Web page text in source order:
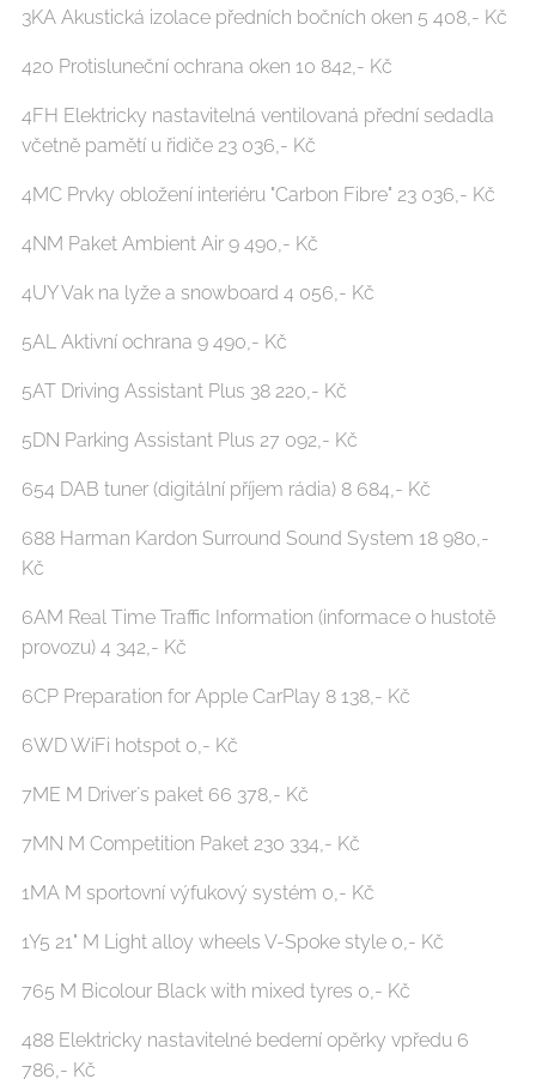
3KA Akustická izolace předních bočních oken 5 408,- Kč
420 Protisluneční ochrana oken 10 842,- Kč
4FH Elektricky nastavitelná ventilovaná přední sedadla
včetně pamětí u řidiče 23 036,- Kč
4MC Prvky obložení interiéru "Carbon Fibre" 23 036,- Kč
4NM Paket Ambient Air 9 490,- Kč
4UY Vak na lyže a snowboard 4 056,- Kč
5AL Aktivní ochrana 9 490,- Kč
5AT Driving Assistant Plus 38 220,- Kč
5DN Parking Assistant Plus 27 092,- Kč
654 DAB tuner (digitální příjem rádia) 8 684,- Kč
688 Harman Kardon Surround Sound System 18 980,-
Kč
6AM Real Time Traffic Information (informace o hustotě
provozu) 4 342,- Kč
6CP Preparation for Apple CarPlay 8 138,- Kč
6WD WiFi hotspot 0,- Kč
7ME M Driver´s paket 66 378,- Kč
7MN M Competition Paket 230 334,- Kč
1MA M sportovní výfukový systém 0,- Kč
1Y5 21" M Light alloy wheels V-Spoke style 0,- Kč
765 M Bicolour Black with mixed tyres 0,- Kč
488 Elektricky nastavitelné bederní opěrky vpředu 6
786,- Kč